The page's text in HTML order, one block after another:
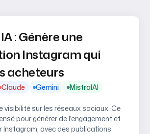
: Génère une
Instagram qui
acheteurs
Claude Gemini MistralAI
visibilité sur les réseaux sociaux. Ce
pour générer de l'engagement et
Instagram, avec des publications